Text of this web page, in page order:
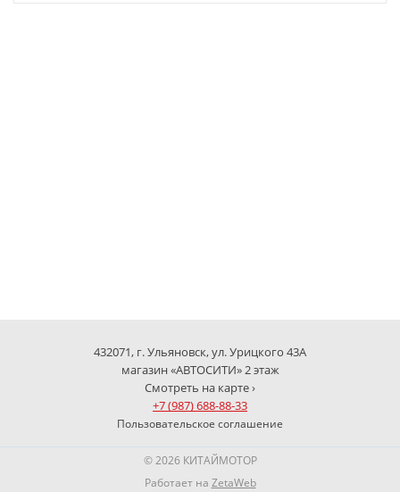
432071, г. Ульяновск, ул. Урицкого 43А
магазин «АВТОСИТИ» 2 этаж
Смотреть на карте ›
+7 (987) 688-88-33
Пользовательское соглашение
© 2026 КИТАЙМОТОР
Работает на ZetaWeb